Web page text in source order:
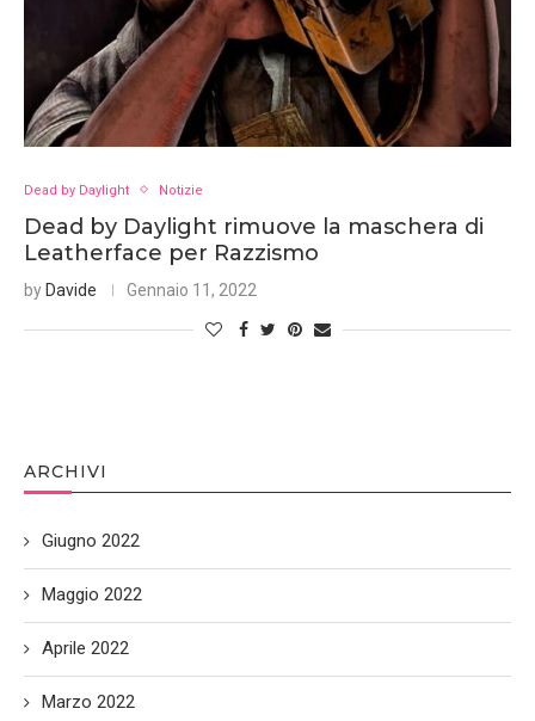
Dead by Daylight Notizie
Dead by Daylight rimuove la maschera di
Leatherface per Razzismo
by Davide Gennaio 11, 2022
ARCHIVI
Giugno 2022
Maggio 2022
Aprile 2022
Marzo 2022